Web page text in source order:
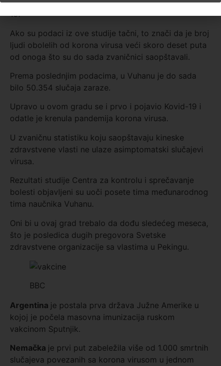
znači da je bar 500.000 ljudi bilo zaraženo Kovidom-
19.
Ako su podaci iz ove studije tačni, to znači da je broj
ljudi obolelih od korona virusa veći skoro deset puta
od onoga što su do sada zvaničnici saopštavali.
Prema poslednjim podacima, u Vuhanu je do sada
bilo 50.354 slučaja zaraze.
Upravo u ovom gradu se i prvo i pojavio Kovid-19 i
odatle je krenula pandemija korona virusa.
U zvaničnu statistiku koju saopštavaju kineske
zdravstvene vlasti ne ulaze asimptomatski slučajevi
virusa.
Rezultati studije Centra za kontrolu i sprečavanje
bolesti objavljeni su uoči posete tima međunarodnog
tima naučnika Vuhanu.
Oni bi u ovaj grad trebalo da dođu sledećeg meseca,
što je posledica dugih pregovora Svetske
zdravstvene organizacije sa vlastima u Pekingu.
BBC
Argentina je postala prva država Južne Amerike u
kojoj je počela masovna imunizacija ruskom
vakcinom Sputnjik.
Nemačka je prvi put zabeležila više od 1.000 smrtnih
slučajeva povezanih sa korona virusom u jednom